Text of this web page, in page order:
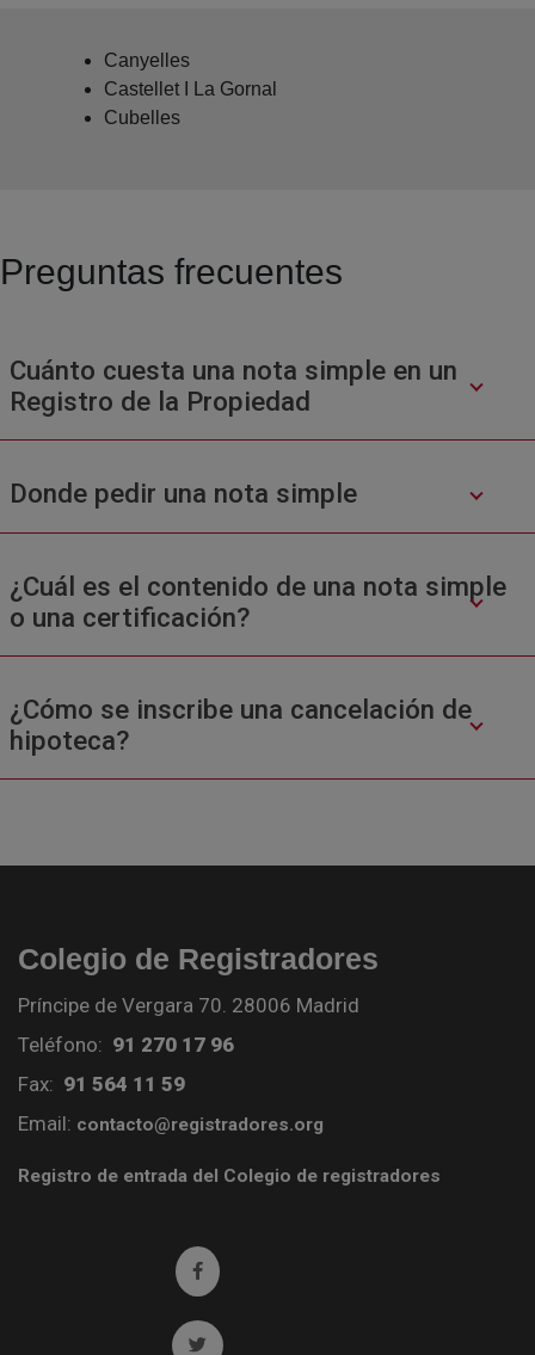
Canyelles
Castellet I La Gornal
Cubelles
Preguntas frecuentes
Cuánto cuesta una nota simple en un
Registro de la Propiedad
Donde pedir una nota simple
¿Cuál es el contenido de una nota simple
o una certificación?
¿Cómo se inscribe una cancelación de
hipoteca?
Colegio de Registradores
Príncipe de Vergara 70. 28006 Madrid
Teléfono: 91 270 17 96
Fax: 91 564 11 59
Email: contacto@registradores.org
Registro de entrada del Colegio de registradores
Ir a facebook (abre en ventana nueva)
Ir a twitter (abre en ventana nueva)